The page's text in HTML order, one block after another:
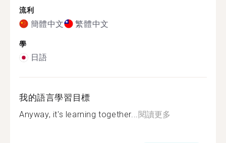
流利
簡體中文 繁體中文
學
日語
我的語言學習目標
Anyway, it's learning together...閱讀更多